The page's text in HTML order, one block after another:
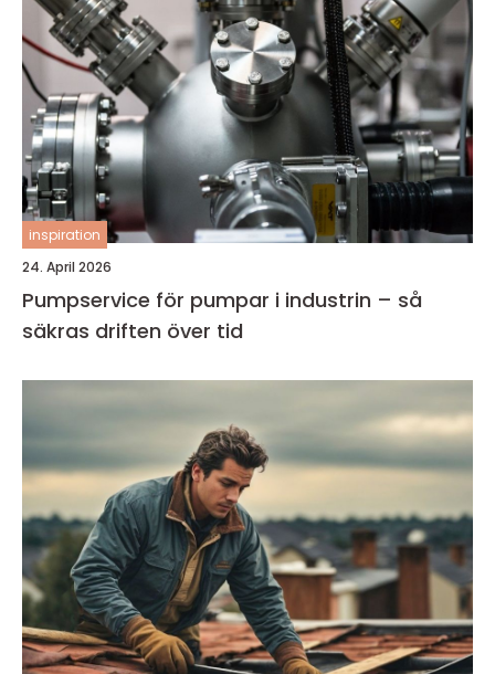
inspiration
24. April 2026
Pumpservice för pumpar i industrin – så
säkras driften över tid